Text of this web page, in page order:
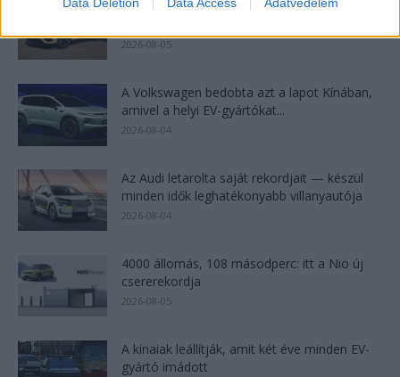
A Leapmotor átlépte a 100 ezres
2026-08-05
A Volkswagen bedobta azt a lapot Kínában,
amivel a helyi EV-gyártókat...
2026-08-04
Az Audi letarolta saját rekordjait — készül
minden idők leghatékonyabb villanyautója
2026-08-04
4000 állomás, 108 másodperc: itt a Nio új
csererekordja
2026-08-05
A kínaiak leállítják, amit két éve minden EV-
gyártó imádott